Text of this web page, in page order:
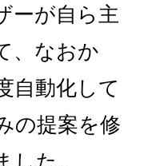
ーが自ら主
、なおか
自動化して
の提案を修
した。